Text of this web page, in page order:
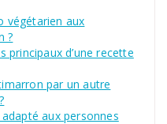
végétarien aux
?
principaux d’une recette
par un autre
aux personnes